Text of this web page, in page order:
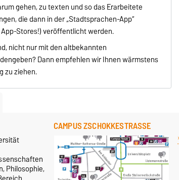
gehen, zu texten und so das Erarbeitete
die dann in der „Stadtsprachen-App“
Stores!) veröffentlicht werden.
nicht nur mit den altbekannten
Dann empfehlen wir Ihnen wärmstens
zu ziehen.
Philosophie,
CAMPUS ZSCHOKKESTRASSE